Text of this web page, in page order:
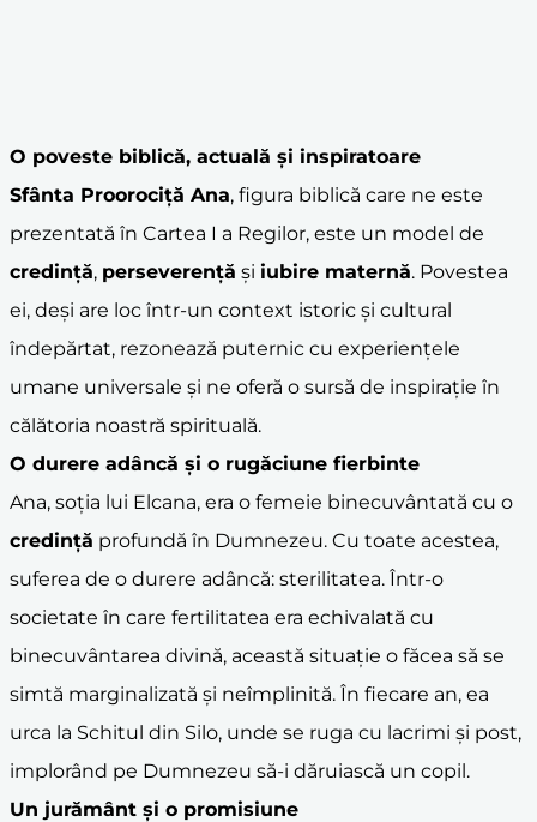
O poveste biblică, actuală și inspiratoare
Sfânta Proorociță Ana, figura biblică care ne este
prezentată în Cartea I a Regilor, este un model de
credință, perseverență și iubire maternă. Povestea
ei, deși are loc într-un context istoric și cultural
îndepărtat, rezonează puternic cu experiențele
umane universale și ne oferă o sursă de inspirație în
călătoria noastră spirituală.
O durere adâncă și o rugăciune fierbinte
Ana, soția lui Elcana, era o femeie binecuvântată cu o
credință profundă în Dumnezeu. Cu toate acestea,
suferea de o durere adâncă: sterilitatea. Într-o
societate în care fertilitatea era echivalată cu
binecuvântarea divină, această situație o făcea să se
simtă marginalizată și neîmplinită. În fiecare an, ea
urca la Schitul din Silo, unde se ruga cu lacrimi și post,
implorând pe Dumnezeu să-i dăruiască un copil.
Un jurământ și o promisiune